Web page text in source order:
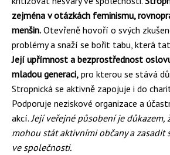
zejména v otázkách feminismu,
menšin. Otevřeně hovoří o svých
problémy a snaží se bořit tabu, která
Její upřímnost a bezprostřednost
mladou generaci, pro kterou se stává
Stropnická se aktivně zapojuje i do
Podporuje neziskové organizace a
akcí. Její veřejné působení je důkazem,
mohou stát aktivními občany a zasadit
ve společnosti.